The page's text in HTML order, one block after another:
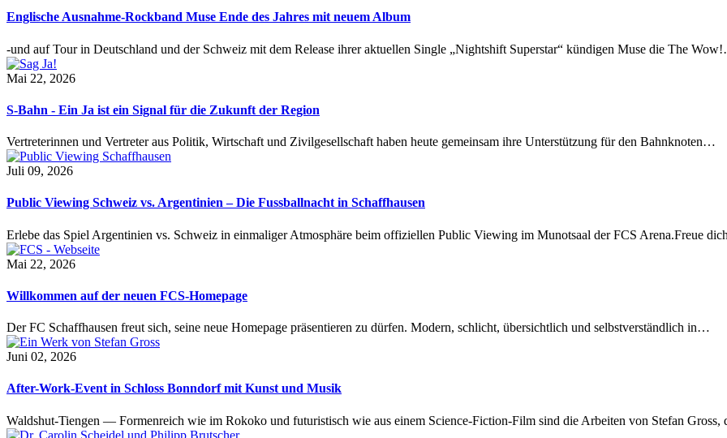
Englische Ausnahme-Rockband Muse Ende des Jahres mit neuem Album
-und auf Tour in Deutschland und der Schweiz mit dem Release ihrer aktuellen Single „Nightshift Superstar“ kündigen Muse die The
Mai 22, 2026
S-Bahn - Ein Ja ist ein Signal für die Zukunft der Region
Vertreterinnen und Vertreter aus Politik, Wirtschaft und Zivilgesellschaft haben heute gemeinsam ihre Unterstützung für den Bahnknoten…
Juli 09, 2026
Public Viewing Schweiz vs. Argentinien – Die Fussballnacht in Schaffhausen
Erlebe das Spiel Argentinien vs. Schweiz in einmaliger Atmosphäre beim offiziellen Public Viewing im Munotsaal der FCS Arena.Freue
Mai 22, 2026
Willkommen auf der neuen FCS-Homepage
Der FC Schaffhausen freut sich, seine neue Homepage präsentieren zu dürfen. Modern, schlicht, übersichtlich und selbstverständlich in…
Juni 02, 2026
After-Work-Event in Schloss Bonndorf mit Kunst und Musik
Waldshut-Tiengen — Formenreich wie im Rokoko und futuristisch wie aus einem Science-Fiction-Film sind die Arbeiten von Stefan